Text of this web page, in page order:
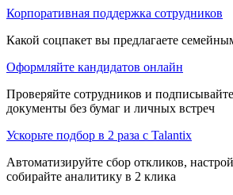
Корпоративная поддержка сотрудников
Какой соцпакет вы предлагаете
Оформляйте кандидатов онлайн
Проверяйте сотрудников и
документы без бумаг и личных встреч
Ускорьте подбор в 2 раза с Talantix
Автоматизируйте сбор откликов,
собирайте аналитику в 2 клика